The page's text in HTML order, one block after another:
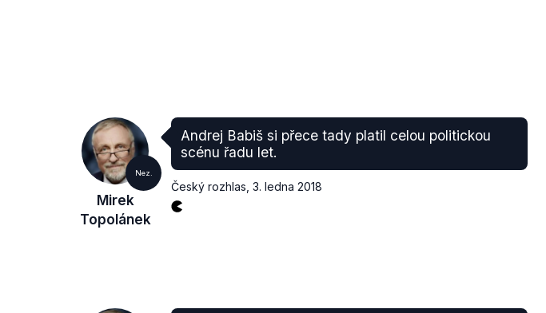
Nez.
Mirek
Topolánek
Andrej Babiš si přece tady platil celou politickou
scénu řadu let.
Český rozhlas 3. ledna 2018